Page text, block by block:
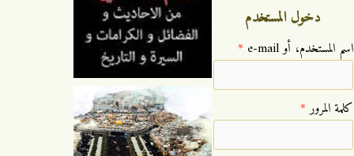
دخول المستخدم
‏اسم المستخدم، أو e-mail ‏ *
‏كلمة المرور ‏*